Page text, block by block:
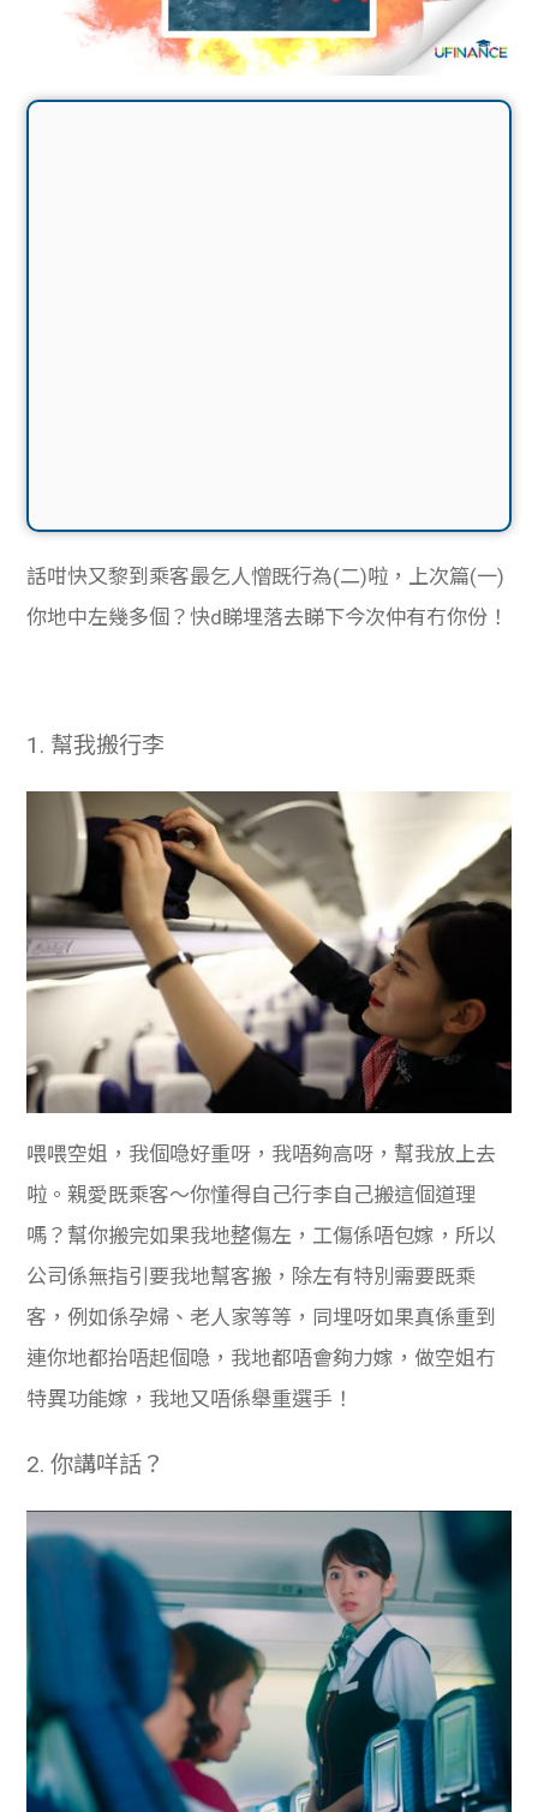
話咁快又黎到乘客最乞人憎既行為(二)啦，上次篇(一)
你地中左幾多個？快d睇埋落去睇下今次仲有冇你份！
1. 幫我搬行李
喂喂空姐，我個喼好重呀，我唔夠高呀，幫我放上去
啦。親愛既乘客～你懂得自己行李自己搬這個道理
嗎？幫你搬完如果我地整傷左，工傷係唔包嫁，所以
公司係無指引要我地幫客搬，除左有特別需要既乘
客，例如係孕婦、老人家等等，同埋呀如果真係重到
連你地都抬唔起個喼，我地都唔會夠力嫁，做空姐冇
特異功能嫁，我地又唔係舉重選手！
2. 你講咩話？